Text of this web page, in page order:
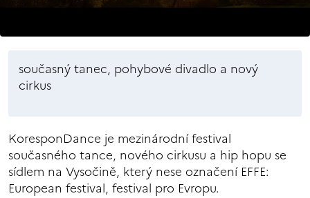
současný tanec, pohybové divadlo a nový
cirkus
KoresponDance je mezinárodní festival
současného tance, nového cirkusu a hip hopu se
sídlem na Vysočině, který nese označení EFFE:
European festival, festival pro Evropu.